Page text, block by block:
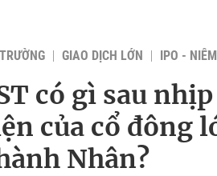
GIAO DỊCH LỚN IPO -
có gì sau
của cổ đông
Nhân?